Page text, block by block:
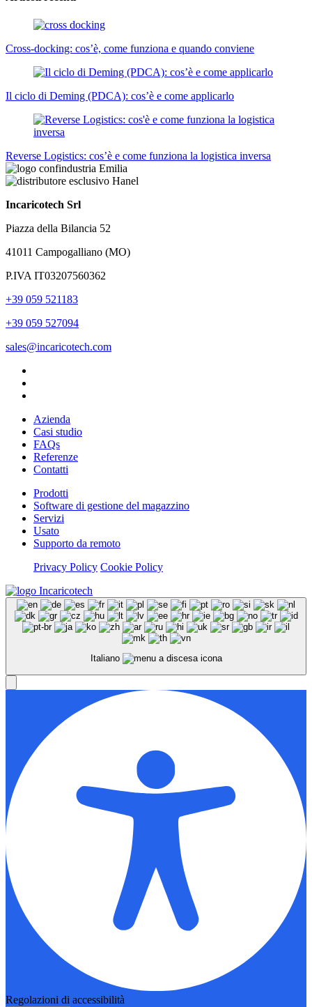
Cross-docking: cos’è, come funziona e quando conviene
Il ciclo di Deming (PDCA): cos’è e come applicarlo
Reverse Logistics: cos’è e come funziona la logistica inversa
Incaricotech Srl
Piazza della Bilancia 52
41011 Campogalliano (MO)
P.IVA IT03207560362
+39 059 521183
+39 059 527094
sales@incaricotech.com
Azienda
Casi studio
FAQs
Referenze
Contatti
Prodotti
Software di gestione del magazzino
Servizi
Usato
Supporto da remoto
Privacy Policy Cookie Policy
Italiano
Regolazioni di accessibilità